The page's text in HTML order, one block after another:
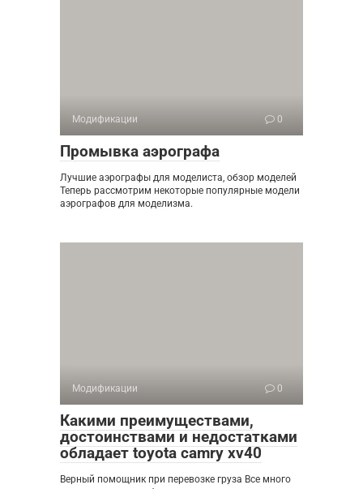
Модификации 0
Промывка аэрографа
Лучшие аэрографы для моделиста, обзор моделей
Теперь рассмотрим некоторые популярные модели
аэрографов для моделизма.
Модификации 0
Какими преимуществами,
достоинствами и недостатками
обладает toyota camry xv40
Верный помощник при перевозке груза Все много